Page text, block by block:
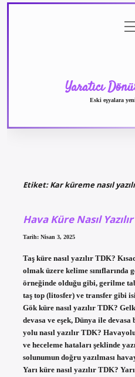
aç
Yaratıcı
Eski eşyalara
Etiket:Kar küreme nasıl
Hava Küre Nasıl
Tarih: Nisan 3, 2025
Taş küre nasıl yazılır TDK?
olmak üzere kelime sınıflarında
örneğinde olduğu gibi, gerilme
taş top (litosfer) ve transfer gibi
Gök küre nasıl yazılır TDK?
devasa ve eşek, Dünya ile
yolu nasıl yazılır TDK?
ve heceleme hataları şeklinde
solunumun doğru yazılması
Yarı küre nasıl yazılır TDK?